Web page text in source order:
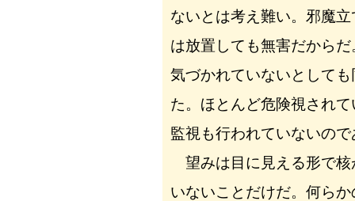
ないとは考え難い。邪魔
は放置しても無害だから
気づかれていないとして
た。ほとんど危険視され
監視も行われていないので
望みは目に見える形で核
いないことだけだ。何ら